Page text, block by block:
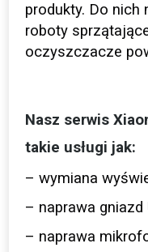
produkty. Do nich
roboty
oczyszczacze
Nasz serwis
takie usługi jak:
– wymiana
– naprawa gniazd
– naprawa